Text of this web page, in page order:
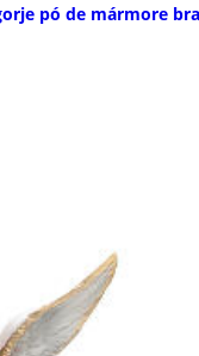
pó de mármore